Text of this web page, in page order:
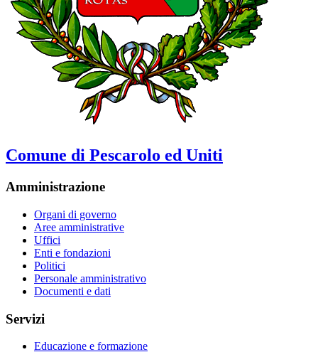
Comune di Pescarolo ed Uniti
Amministrazione
Organi di governo
Aree amministrative
Uffici
Enti e fondazioni
Politici
Personale amministrativo
Documenti e dati
Servizi
Educazione e formazione